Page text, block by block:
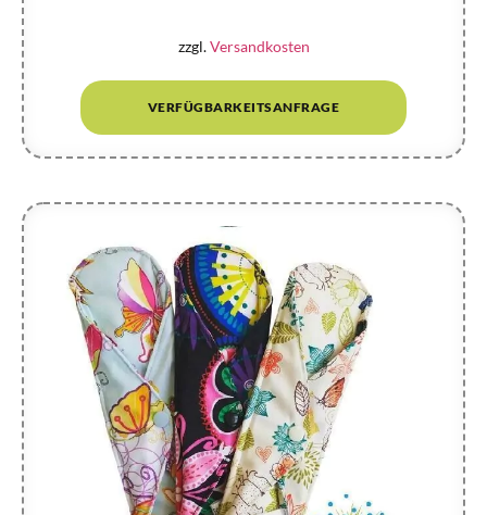
zzgl.Versandkosten
VERFÜGBARKEITSANFRAGE